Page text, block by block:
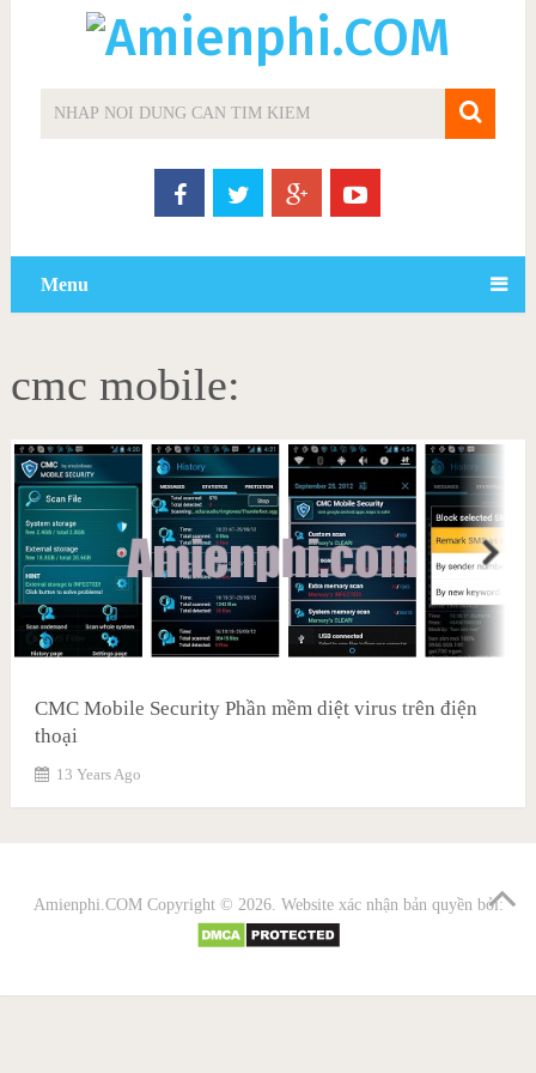
Menu
cmc mobile:
CMC Mobile Security Phần mềm diệt virus trên điện
thoại
13 Years Ago
Amienphi.COMCopyright © 2026. Website xác nhận bản quyền bởi: